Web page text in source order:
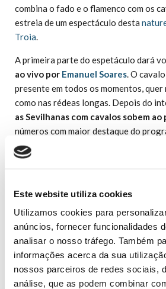
Este website utiliza cookies
Utilizamos cookies para
anúncios, fornecer funcionalidades
analisar o nosso tráfego. Também
informações acerca da sua
nossos parceiros de redes sociais,
análise, que as podem combinar
combina o fado e o flamenco com os
estreia de um espectáculo desta
Troia.
A primeira parte do espetáculo dará
ao vivo por Emanuel Soares. O
presente em todos os momentos,
como nas rédeas longas. Depois do
as Sevilhanas com cavalos sobem ao
números com maior destaque do
“
No Espetáculo Equestre Vítor
cavaleiros, acompanhados de
de flamenco, na dança”, afirma
evento.
Horário + Local:
O evento terá lugar no dia 20 de